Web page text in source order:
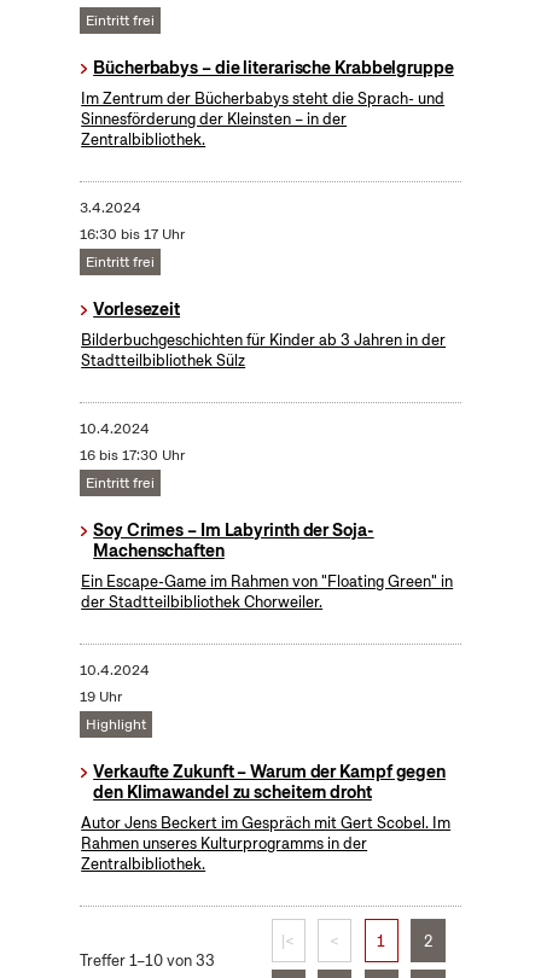
Eintritt frei
Bücherbabys – die literarische Krabbelgruppe
Im Zentrum der Bücherbabys steht die Sprach- und
Sinnesförderung der Kleinsten – in der
Zentralbibliothek.
3.4.2024
16:30 bis 17 Uhr
Eintritt frei
Vorlesezeit
Bilderbuchgeschichten für Kinder ab 3 Jahren in der
Stadtteilbibliothek Sülz
10.4.2024
16 bis 17:30 Uhr
Eintritt frei
Soy Crimes – Im Labyrinth der Soja-
Machenschaften
Ein Escape-Game im Rahmen von "Floating Green" in
der Stadtteilbibliothek Chorweiler.
10.4.2024
19 Uhr
Highlight
Verkaufte Zukunft – Warum der Kampf gegen
den Klimawandel zu scheitern droht
Autor Jens Beckert im Gespräch mit Gert Scobel. Im
Rahmen unseres Kulturprogramms in der
Zentralbibliothek.
Treffer 1–10 von 33
|< < 1 2